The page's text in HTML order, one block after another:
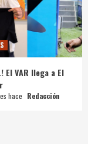
El VAR llega a El
hace Redacción